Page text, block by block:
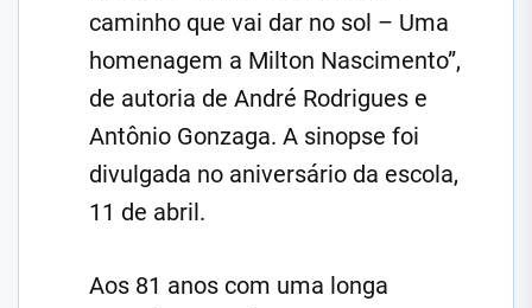
caminho que vai dar no sol – Uma
homenagem a Milton Nascimento”,
de autoria de André Rodrigues e
Antônio Gonzaga. A sinopse foi
divulgada no aniversário da escola,
11 de abril.
Aos 81 anos com uma longa